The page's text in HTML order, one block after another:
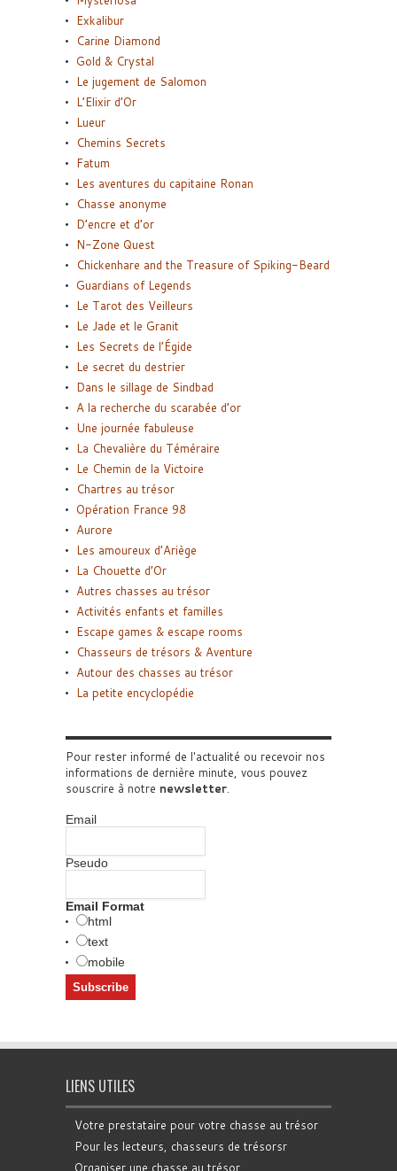
Exkalibur
Carine Diamond
Gold & Crystal
Le jugement de Salomon
L’Elixir d’Or
Lueur
Chemins Secrets
Fatum
Les aventures du capitaine Ronan
Chasse anonyme
D’encre et d’or
N-Zone Quest
Chickenhare and the Treasure of Spiking-Beard
Guardians of Legends
Le Tarot des Veilleurs
Le Jade et le Granit
Les Secrets de l’Égide
Le secret du destrier
Dans le sillage de Sindbad
A la recherche du scarabée d’or
Une journée fabuleuse
La Chevalière du Téméraire
Le Chemin de la Victoire
Chartres au trésor
Opération France 98
Aurore
Les amoureux d’Ariège
La Chouette d’Or
Autres chasses au trésor
Activités enfants et familles
Escape games & escape rooms
Chasseurs de trésors & Aventure
Autour des chasses au trésor
La petite encyclopédie
Pour rester informé de l'actualité ou recevoir nos
informations de dernière minute, vous pouvez
souscrire à notre newsletter.
Email
Pseudo
Email Format
html
text
mobile
LIENS UTILES
Votre prestataire pour votre chasse au trésor
Pour les lecteurs, chasseurs de trésorsr
Organiser une chasse au trésor